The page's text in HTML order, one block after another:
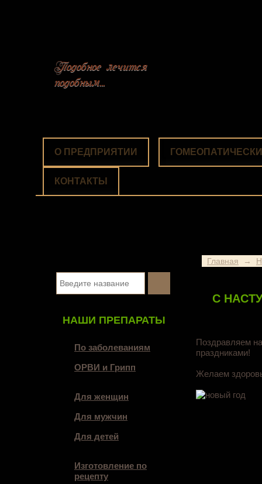
Подобное лечится
подобным…
О ПРЕДПРИЯТИИ
КОНТАКТЫ
Главная →
С
Поздравляем
праздниками!
Желаем
НАШИ ПРЕПАРАТЫ
По заболеваниям
ОРВИ и Грипп
Для женщин
Для мужчин
Для детей
Изготовление по
рецепту